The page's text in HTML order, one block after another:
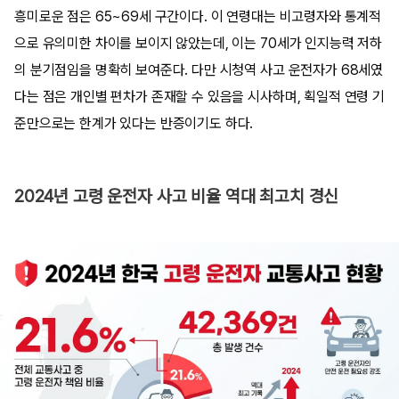
흥미로운 점은 65~69세 구간이다. 이 연령대는 비고령자와 통계적
으로 유의미한 차이를 보이지 않았는데, 이는 70세가 인지능력 저하
의 분기점임을 명확히 보여준다. 다만 시청역 사고 운전자가 68세였
다는 점은 개인별 편차가 존재할 수 있음을 시사하며, 획일적 연령 기
준만으로는 한계가 있다는 반증이기도 하다.
2024년 고령 운전자 사고 비율 역대 최고치 경신